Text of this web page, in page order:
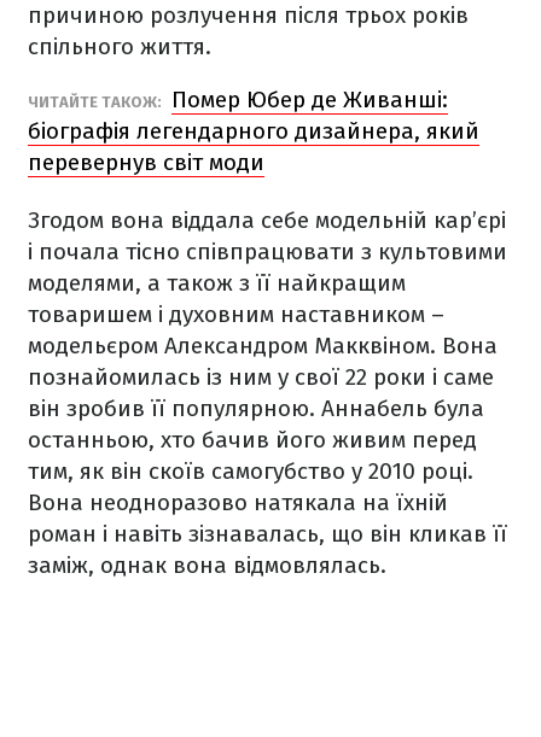
причиною розлучення після трьох років
спільного життя.
ЧИТАЙТЕ ТАКОЖ:
Помер Юбер де Живанші:
біографія легендарного дизайнера, який
перевернув світ моди
Згодом вона віддала себе модельній кар’єрі
і почала тісно співпрацювати з культовими
моделями, а також з її найкращим
товаришем і духовним наставником –
модельєром Александром Макквіном. Вона
познайомилась із ним у свої 22 роки і саме
він зробив її популярною. Аннабель була
останньою, хто бачив його живим перед
тим, як він скоїв самогубство у 2010 році.
Вона неодноразово натякала на їхній
роман і навіть зізнавалась, що він кликав її
заміж, однак вона відмовлялась.